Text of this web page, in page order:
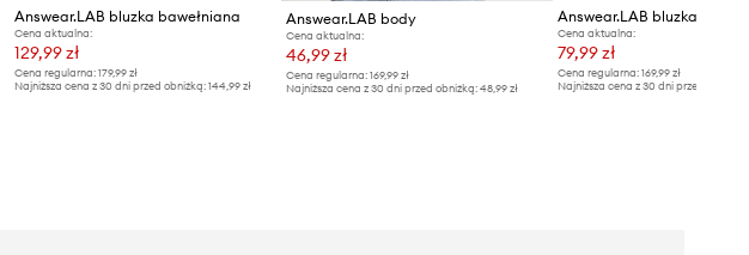
Answear.LAB bluzka bawełniana
Cena aktualna:
129,99 zł
Cena regularna: 179,99 zł
Najniższa cena z 30 dni przed obniżką: 144,99 zł
Answear.LAB body
Cena aktualna:
46,99 zł
Cena regularna:169,99 zł
Najniższa cena z 30 dni przed obniżką:48,99 zł
Answear.LAB bluzka
Cena aktualna:
79,99 zł
Cena regularna: 169,99 zł
Najniższa cena z 30 dni przed obniżką: